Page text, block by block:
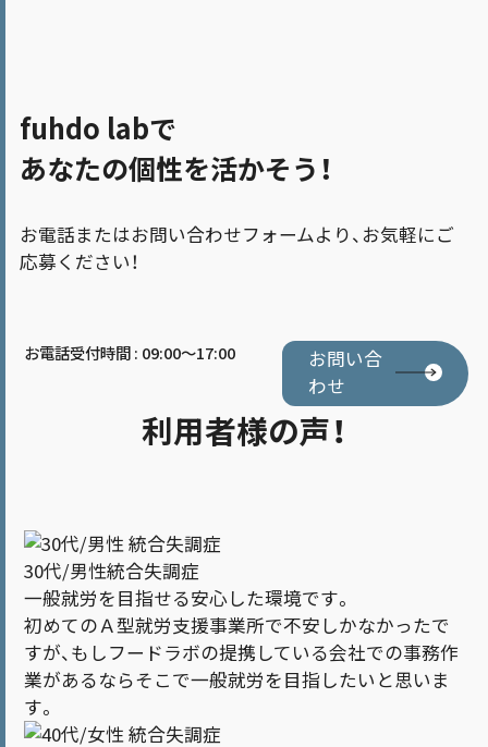
fuhdo labで
あなたの個性を活かそう！
お電話またはお問い合わせフォームより、お気軽にご
応募ください！
お電話受付時間 : 09:00～17:00
お問い合
わせ
利用者様の声！
30代/男性統合失調症
一般就労を目指せる安心した環境です。
初めてのＡ型就労支援事業所で不安しかなかったで
すが、もしフードラボの提携している会社での事務作
業があるならそこで一般就労を目指したいと思いま
す。